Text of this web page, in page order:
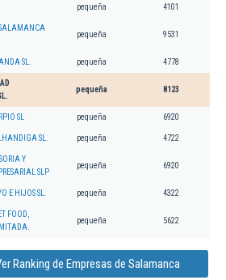
pequeña 4101
pequeña 9531
SL. pequeña 4778
pequeña 8123
SL pequeña 6920
SL. pequeña 4722
Y
SLP
pequeña 6920
E HIJOS SL. pequeña 4322
FOOD,
pequeña 5622
Ranking de Empresas de Salamanca